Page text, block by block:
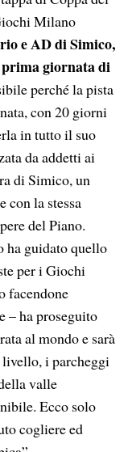
Milano
e AD di Simico,
giornata di
perché la pista
con 20 giorni
in tutto il suo
da addetti ai
di Simico, un
con la stessa
del Piano.
ha guidato quello
per i Giochi
facendone
– ha proseguito
al mondo e sarà
i parcheggi
valle
Ecco solo
cogliere ed